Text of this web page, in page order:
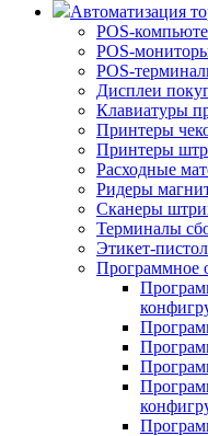
Автоматизация
POS-
POS-
POS-
Дисплеи
Клавиатуры
Принтеры
Принтеры
Расходные
Ридеры
Сканеры
Терминалы
Этикет-
Программное